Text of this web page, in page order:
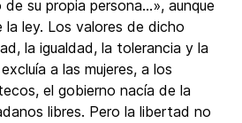
su propia persona…», aunque
ley. Los valores de dicho
la igualdad, la tolerancia y la
a las mujeres, a los
el gobierno nacía de la
libres. Pero la libertad no